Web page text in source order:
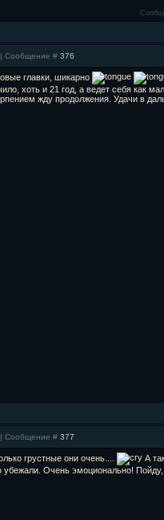
Сообщение # 376
главки, шикарно
хоть и 21 год, а ведет себя как
жду продолжения. Удачи в
Сообщение # 377
грустные они очень....
А
убежали. Очень эмоционально!